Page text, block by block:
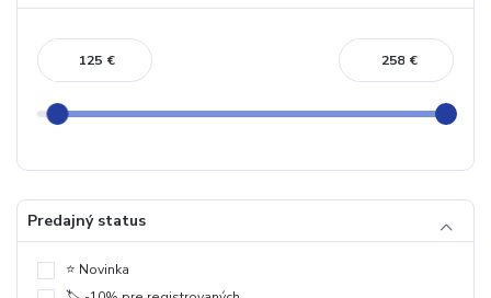
€ €
Predajný status
⭐️ Novinka